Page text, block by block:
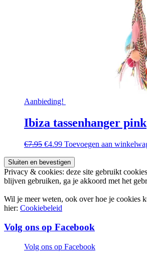
Aanbieding!
Ibiza tassenhanger pink
€7.95 Oorspronkelijke
was:
€7.95.
€4.99Huidige
is:
€4.99.
Toevoegen aan
Privacy & cookies: deze site gebruikt
blijven gebruiken, ga je akkoord met het
Wil je meer weten, ook over hoe je cookies
hier: Cookiebeleid
Volg ons op Facebook
Volg ons op Facebook